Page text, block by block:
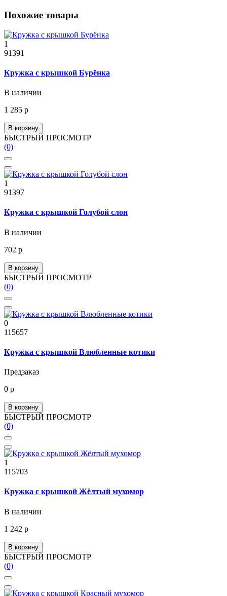
Похожие товары
1
91391
Кружка с крышкой Бурёнка
В наличии
1 285 р
В корзину
БЫСТРЫЙ ПРОСМОТР
(0)
1
91397
Кружка с крышкой Голубой слон
В наличии
702 р
В корзину
БЫСТРЫЙ ПРОСМОТР
(0)
0
115657
Кружка с крышкой Влюбленные котики
Предзаказ
0 р
В корзину
БЫСТРЫЙ ПРОСМОТР
(0)
1
115703
Кружка с крышкой Жёлтый мухомор
В наличии
1 242 р
В корзину
БЫСТРЫЙ ПРОСМОТР
(0)